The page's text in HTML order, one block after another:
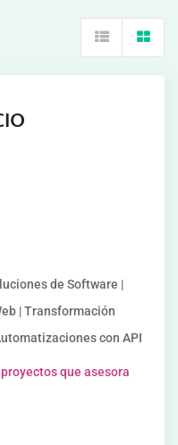
de Software |
| Transformación
con API
que asesora